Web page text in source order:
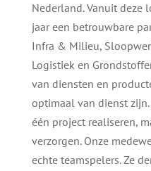
Nederland. Vanuit deze
jaar een betrouwbare
Infra & Milieu,
Logistiek en
van diensten en
optimaal van dienst
één project realiseren,
verzorgen. Onze
echte teamspelers. Ze